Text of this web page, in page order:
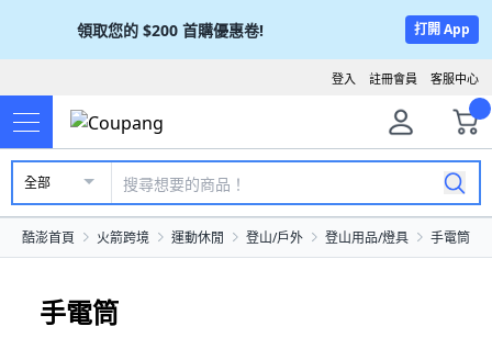
領取您的 $200 首購優惠卷! 打開 App
客服中心
註冊會員
登入
全部
酷澎首頁 火箭跨境 運動休閒 登山/戶外 登山用品/燈具 手電筒
手電筒